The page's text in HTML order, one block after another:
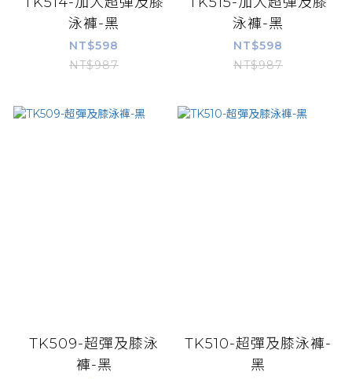
泳褲-黑
NT$598
NT$987
泳褲-黑
NT$598
NT$987
TK509-超彈及膝泳
褲-黑
TK510-超彈及膝泳褲-
黑